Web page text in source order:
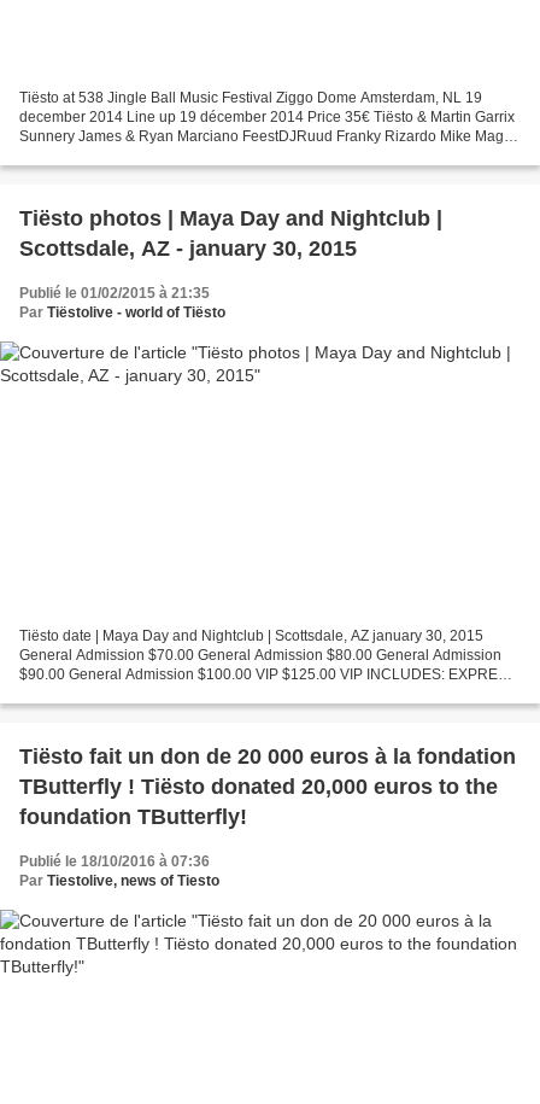
Tiësto at 538 Jingle Ball Music Festival Ziggo Dome Amsterdam, NL 19
december 2014 Line up 19 décember 2014 Price 35€ Tiësto & Martin Garrix
Sunnery James & Ryan Marciano FeestDJRuud Franky Rizardo Mike Mago
Tiësto photos | Maya Day and Nightclub |
Scottsdale, AZ - january 30, 2015
Publié le 01/02/2015 à 21:35
Par Tiëstolive - world of Tiësto
Tiësto date | Maya Day and Nightclub | Scottsdale, AZ january 30, 2015
General Admission $70.00 General Admission $80.00 General Admission
$90.00 General Admission $100.00 VIP $125.00 VIP INCLUDES: EXPRESS
Tiësto fait un don de 20 000 euros à la fondation
TButterfly ! Tiësto donated 20,000 euros to the
foundation TButterfly!
Publié le 18/10/2016 à 07:36
Par Tiestolive, news of Tiesto